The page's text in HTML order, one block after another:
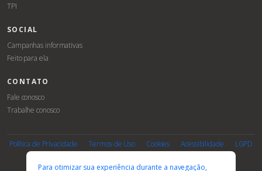
TPI
SOCIAL
Campanhas informativas
Feito para ela
CONTATO
Fale conosco
Trabalhe conosco
Política de Privacidade Termos de Uso Cookies Acessibilidade LGPD
PARCEIROS E AFILIAÇÕES
Para otimizar sua experiência durante a navegação,